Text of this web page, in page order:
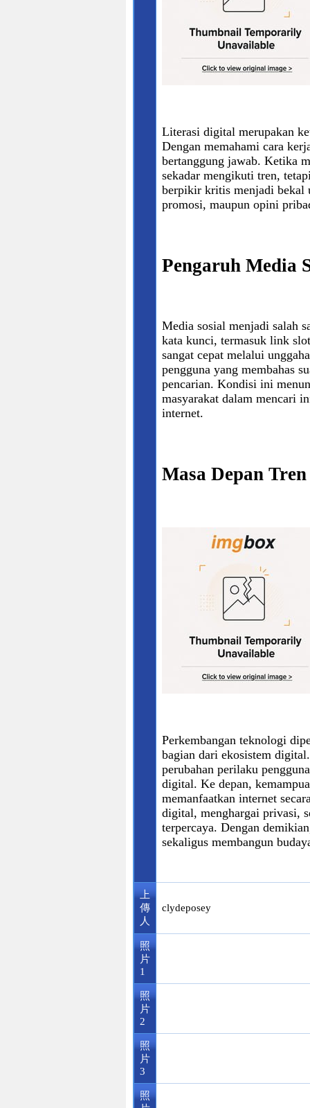
Literasi digital merupakan
Dengan memahami cara
bertanggung jawab. Ketika
sekadar mengikuti tren,
berpikir kritis menjadi bekal
promosi, maupun opini
Pengaruh Media
Media sosial menjadi salah
kata kunci, termasuk link
sangat cepat melalui
pengguna yang membahas
pencarian. Kondisi ini
masyarakat dalam mencari
internet.
Masa Depan
Perkembangan teknologi
bagian dari ekosistem
perubahan perilaku
digital. Ke depan,
memanfaatkan internet
digital, menghargai privasi,
terpercaya. Dengan
sekaligus membangun
上
傳
人
clydeposey
照
片
1
照
片
2
照
片
3
照